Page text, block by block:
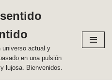
universo actual y
en una pulsión
lujosa. Bienvenidos.